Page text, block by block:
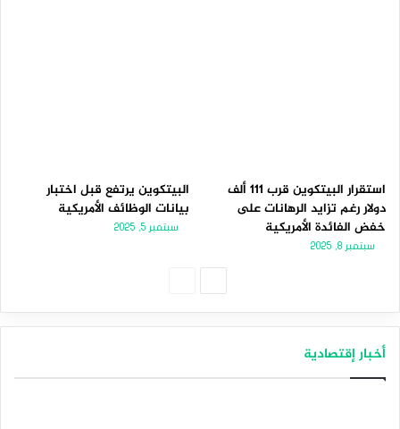
استقرار البيتكوين قرب 111 ألف
دولار رغم تزايد الرهانات على
خفض الفائدة الأمريكية
سبتمبر 8, 2025
البيتكوين يرتفع قبل اختبار
بيانات الوظائف الأمريكية
سبتمبر 5, 2025
أخبار إقتصادية